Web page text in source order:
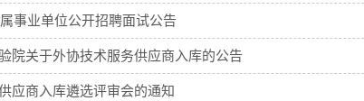
事业单位公开招聘面试公告
院关于外协技术服务供应商入库的公告
应商入库遴选评审会的通知